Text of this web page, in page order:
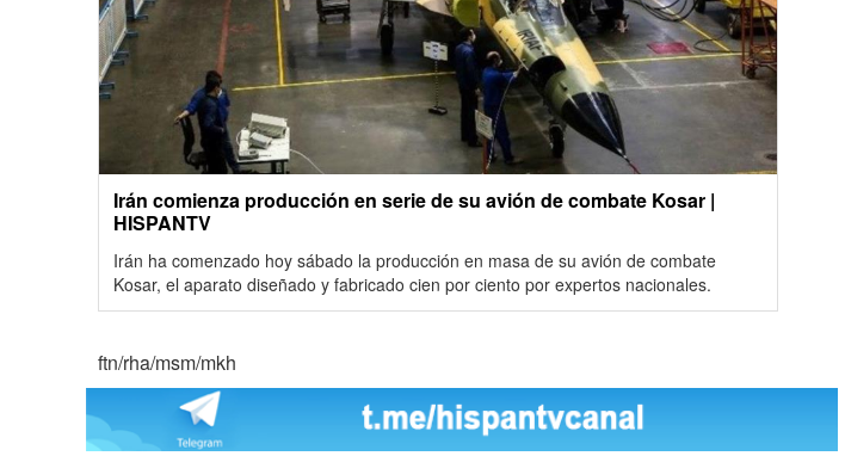
Irán comienza producción en serie de su avión de combate Kosar |
HISPANTV
Irán ha comenzado hoy sábado la producción en masa de su avión de combate
Kosar, el aparato diseñado y fabricado cien por ciento por expertos nacionales.
ftn/rha/msm/mkh